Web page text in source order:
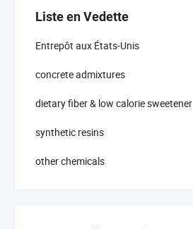
Liste en Vedette
Entrepôt aux États-Unis
concrete admixtures
dietary fiber & low calorie sweetener
synthetic resins
other chemicals